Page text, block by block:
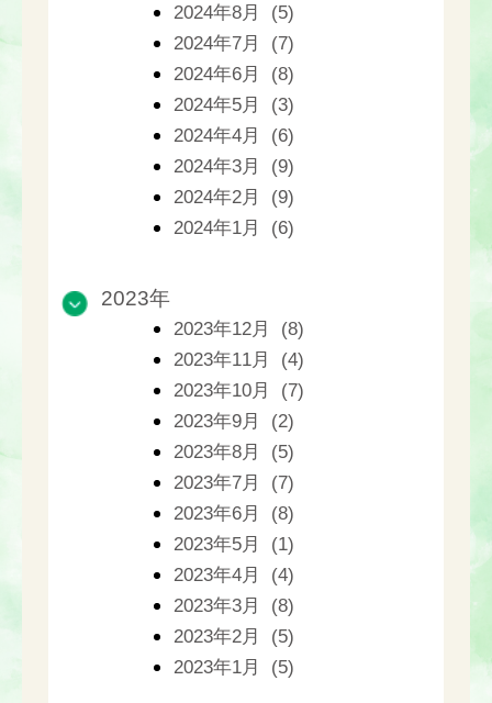
2024年8月 (5)
2024年7月 (7)
2024年6月 (8)
2024年5月 (3)
2024年4月 (6)
2024年3月 (9)
2024年2月 (9)
2024年1月 (6)
2023年
2023年12月 (8)
2023年11月 (4)
2023年10月 (7)
2023年9月 (2)
2023年8月 (5)
2023年7月 (7)
2023年6月 (8)
2023年5月 (1)
2023年4月 (4)
2023年3月 (8)
2023年2月 (5)
2023年1月 (5)